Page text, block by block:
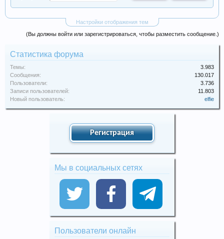
Настройки отображения тем
(Вы должны войти или зарегистрироваться, чтобы разместить сообщение.)
Статистика форума
Темы:
3.983
Сообщения:
130.017
Пользователи:
3.736
Записи пользователей:
11.803
Новый пользователь:
elfie
Регистрация
Мы в социальных сетях
Пользователи онлайн